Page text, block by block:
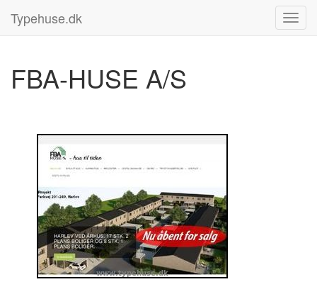
Typehuse.dk
FBA-HUSE A/S